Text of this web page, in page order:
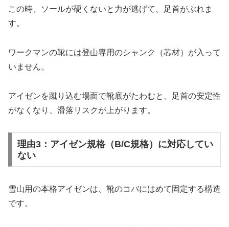
この時、ソールが硬くないと力が逃げて、足首がぶれま
す。
ワークマンの靴には登山専用のシャンク（芯材）が入って
いません。
アイゼンを蹴り込む場面で靴底がたわむと、足首の安定性
がなくなり、滑落リスクが上がります。
理由3：アイゼン規格（B/C規格）に対応してい
ない
雪山用の本格アイゼンは、靴のコバにはめて固定する構造
です。